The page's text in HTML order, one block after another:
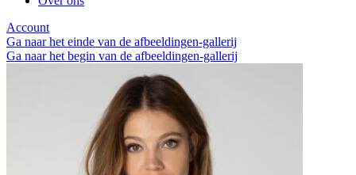
Account
Ga naar het einde van de afbeeldingen-gallerij
Ga naar het begin van de afbeeldingen-gallerij